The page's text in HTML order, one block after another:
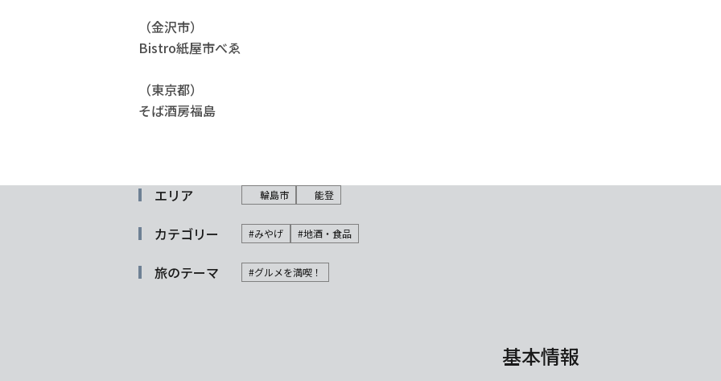
（金沢市）
Bistro紙屋市べゑ
（東京都）
そば酒房福島
エリア 輪島市 能登
カテゴリー #みやげ #地酒・食品
旅のテーマ #グルメを満喫！
基本情報